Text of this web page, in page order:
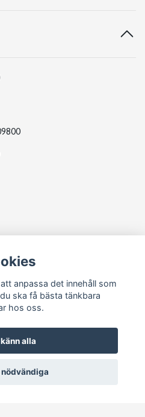
anpassa det innehåll som
ska få bästa tänkbara
hos oss.
alla